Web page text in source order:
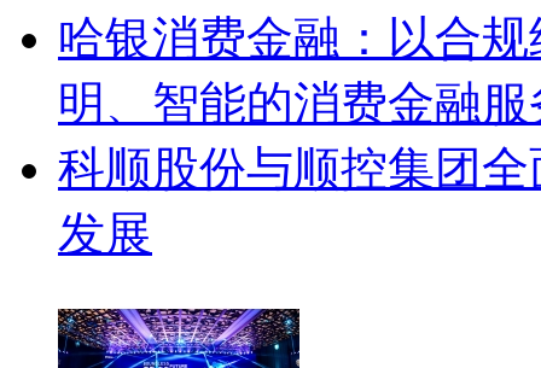
哈银消费金融：以合
明、智能的消费金融服
科顺股份与顺控集团
发展